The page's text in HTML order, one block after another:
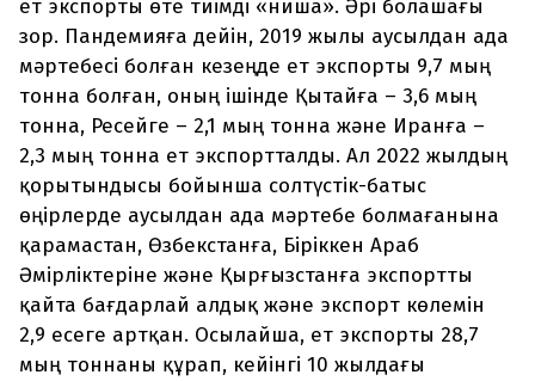
ет экспорты өте тиімді «ниша». Әрі болашағы
зор. Пандемияға дейін, 2019 жылы аусылдан ада
мәртебесі болған кезеңде ет экспорты 9,7 мың
тонна болған, оның ішінде Қытайға – 3,6 мың
тонна, Ресейге – 2,1 мың тонна және Иранға –
2,3 мың тонна ет экспортталды. Ал 2022 жылдың
қорытындысы бойынша солтүстік-батыс
өңірлерде аусылдан ада мәртебе болмағанына
қарамастан, Өзбекстанға, Біріккен Араб
Әмірліктеріне және Қырғызстанға экспортты
қайта бағдарлай алдық және экспорт көлемін
2,9 есеге артқан. Осылайша, ет экспорты 28,7
мың тоннаны құрап, кейінгі 10 жылдағы